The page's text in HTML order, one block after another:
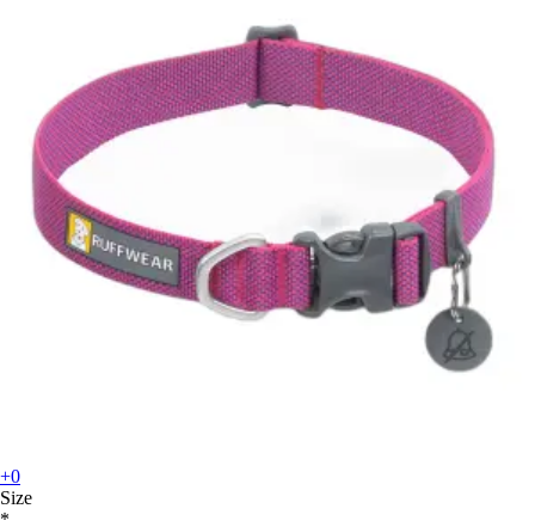
+0
Size
*